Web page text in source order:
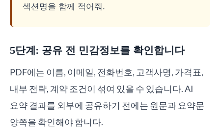
섹션명을 함께 적어줘.
5단계: 공유 전 민감정보를 확인합니다
PDF에는 이름, 이메일, 전화번호, 고객사명, 가격표,
내부 전략, 계약 조건이 섞여 있을 수 있습니다. AI
요약 결과를 외부에 공유하기 전에는 원문과 요약문
양쪽을 확인해야 합니다.